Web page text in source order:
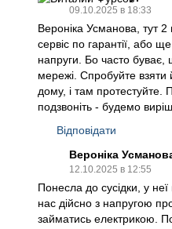
09.10.2025 в 18:33
Вероніка Усманова, тут 2
сервіс по гарантії, або
напруги. Бо часто
мережі. Спробуйте взяти
дому, і там протестуйте.
подзвоніть - будемо
Відповідати
Вероніка
12.10.2025 в 12:55
Понесла до сусідки, у
нас дійсно з напругою
займатись електрикою.